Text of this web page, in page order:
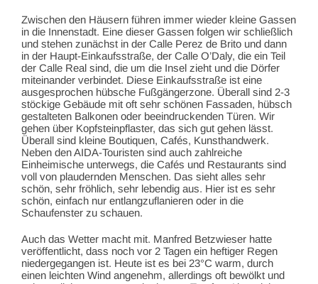
Zwischen den Häusern führen immer wieder kleine Gassen
in die Innenstadt. Eine dieser Gassen folgen wir schließlich
und stehen zunächst in der Calle Perez de Brito und dann
in der Haupt-Einkaufsstraße, der Calle O’Daly, die ein Teil
der Calle Real sind, die um die Insel zieht und die Dörfer
miteinander verbindet. Diese Einkaufsstraße ist eine
ausgesprochen hübsche Fußgängerzone. Überall sind 2-3
stöckige Gebäude mit oft sehr schönen Fassaden, hübsch
gestalteten Balkonen oder beeindruckenden Türen. Wir
gehen über Kopfsteinpflaster, das sich gut gehen lässt.
Überall sind kleine Boutiquen, Cafés, Kunsthandwerk.
Neben den AIDA-Touristen sind auch zahlreiche
Einheimische unterwegs, die Cafés und Restaurants sind
voll von plaudernden Menschen. Das sieht alles sehr
schön, sehr fröhlich, sehr lebendig aus. Hier ist es sehr
schön, einfach nur entlangzuflanieren oder in die
Schaufenster zu schauen.
Auch das Wetter macht mit. Manfred Betzwieser hatte
veröffentlicht, dass noch vor 2 Tagen ein heftiger Regen
niedergegangen ist. Heute ist es bei 23°C warm, durch
einen leichten Wind angenehm, allerdings oft bewölkt und